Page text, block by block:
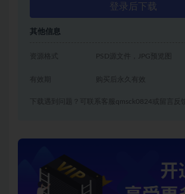
登录后下载
其他信息
资源格式 PSD源文件，JPG预览图
有效期 购买后永久有效
下载遇到问题？可联系客服qmsck0824或留言反馈